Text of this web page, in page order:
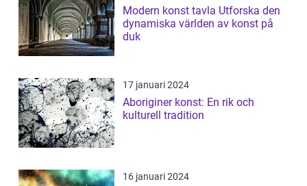
Modern konst tavla Utforska den
dynamiska världen av konst på
duk
17 januari 2024
Aboriginer konst: En rik och
kulturell tradition
16 januari 2024